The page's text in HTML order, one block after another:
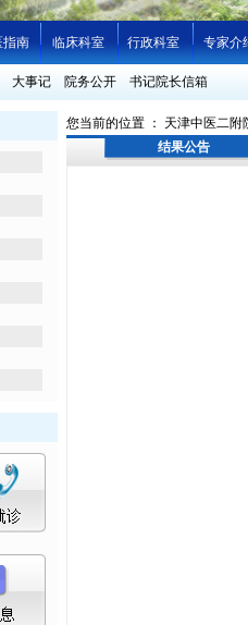
指南 临床科室 行政科室 专家介
大事记 院务公开 书记院长信箱
您当前的位置 ： 天津中医二附
结果公告